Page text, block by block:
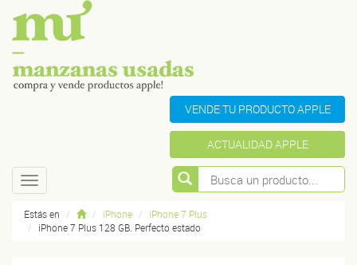
VENDE TU PRODUCTO APPLE
ACTUALIDAD APPLE
Toggle
navigation
Estás en iPhone
iPhone 7 Plus
iPhone 7 Plus 128 GB. Perfecto estado